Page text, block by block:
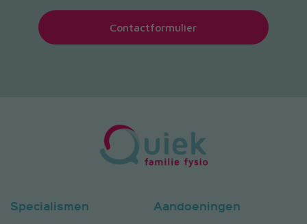
Contactformulier
Specialismen Aandoeningen